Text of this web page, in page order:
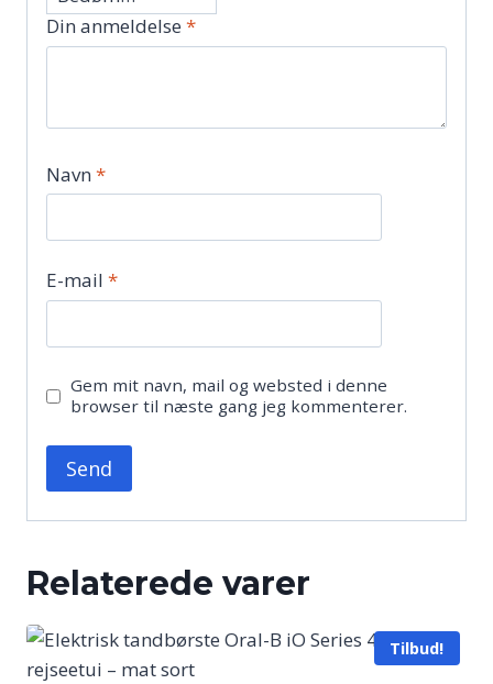
Din anmeldelse *
Navn *
E-mail *
Gem mit navn, mail og websted i denne
browser til næste gang jeg kommenterer.
Relaterede varer
Tilbud!